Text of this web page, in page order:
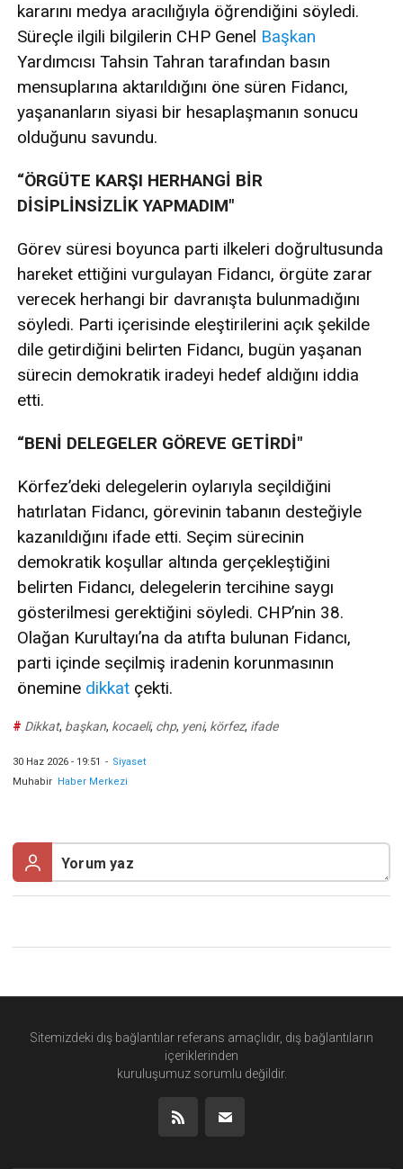
kararını medya aracılığıyla öğrendiğini söyledi.
Süreçle ilgili bilgilerin CHP Genel Başkan
Yardımcısı Tahsin Tahran tarafından basın
mensuplarına aktarıldığını öne süren Fidancı,
yaşananların siyasi bir hesaplaşmanın sonucu
olduğunu savundu.
“ÖRGÜTE KARŞI HERHANGİ BİR
DİSİPLİNSİZLİK YAPMADIM"
Görev süresi boyunca parti ilkeleri doğrultusunda
hareket ettiğini vurgulayan Fidancı, örgüte zarar
verecek herhangi bir davranışta bulunmadığını
söyledi. Parti içerisinde eleştirilerini açık şekilde
dile getirdiğini belirten Fidancı, bugün yaşanan
sürecin demokratik iradeyi hedef aldığını iddia
etti.
“BENİ DELEGELER GÖREVE GETİRDİ"
Körfez’deki delegelerin oylarıyla seçildiğini
hatırlatan Fidancı, görevinin tabanın desteğiyle
kazanıldığını ifade etti. Seçim sürecinin
demokratik koşullar altında gerçekleştiğini
belirten Fidancı, delegelerin tercihine saygı
gösterilmesi gerektiğini söyledi. CHP’nin 38.
Olağan Kurultayı’na da atıfta bulunan Fidancı,
parti içinde seçilmiş iradenin korunmasının
önemine dikkat çekti.
# Dikkat, başkan, kocaeli, chp, yeni, körfez, ifade
30 Haz 2026 - 19:51 - Siyaset
Muhabir
Haber Merkezi
Sitemizdeki dış bağlantılar referans amaçlıdır, dış bağlantıların
içeriklerinden
kuruluşumuz sorumlu değildir.